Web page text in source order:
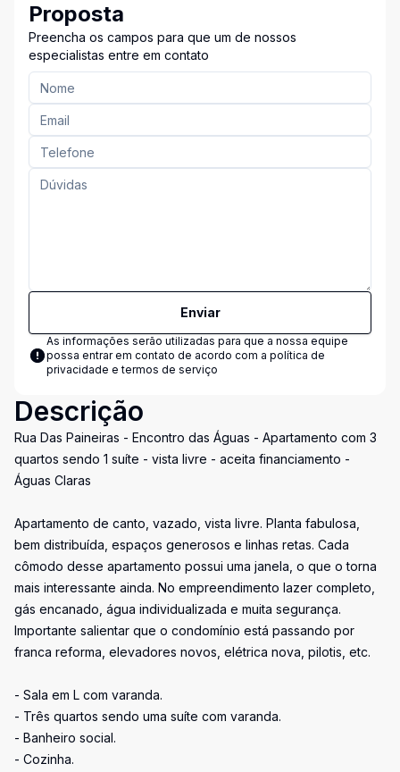
Proposta
Preencha os campos para que um de nossos
especialistas entre em contato
Enviar
As informações serão utilizadas para que a nossa equipe
possa entrar em contato de acordo com a política de
privacidade e termos de serviço
Descrição
Rua Das Paineiras - Encontro das Águas - Apartamento com 3
quartos sendo 1 suíte - vista livre - aceita financiamento -
Águas Claras
Apartamento de canto, vazado, vista livre. Planta fabulosa,
bem distribuída, espaços generosos e linhas retas. Cada
cômodo desse apartamento possui uma janela, o que o torna
mais interessante ainda. No empreendimento lazer completo,
gás encanado, água individualizada e muita segurança.
Importante salientar que o condomínio está passando por
franca reforma, elevadores novos, elétrica nova, pilotis, etc.
- Sala em L com varanda.
- Três quartos sendo uma suíte com varanda.
- Banheiro social.
- Cozinha.